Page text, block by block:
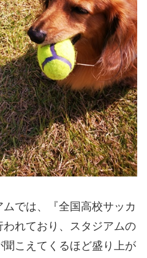
では、『全国高校サッカ
れており、スタジアムの
こえてくるほど盛り上が